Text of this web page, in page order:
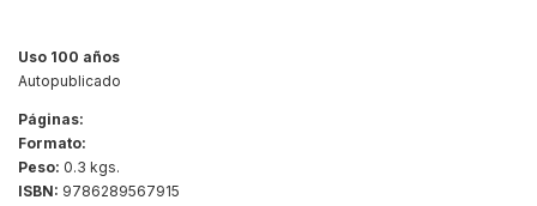
Uso 100 años
Autopublicado
Páginas:
Formato:
Peso: 0.3 kgs.
ISBN: 9786289567915